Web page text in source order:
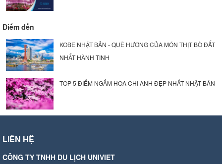
Điểm đến
KOBE NHẬT BẢN - QUÊ HƯƠNG CỦA MÓN THỊT BÒ ĐẮT
NHẤT HÀNH TINH
TOP 5 ĐIỂM NGẮM HOA CHI ANH ĐẸP NHẤT NHẬT BẢN
LIÊN HỆ
CÔNG TY TNHH DU LỊCH UNIVIET